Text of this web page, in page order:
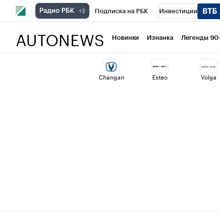
Подписка на РБК Инвестиции
Национальные проекты Город
Кредитные рейтинги Франшизы
AUTONEWS Новинки Изнанка Легенды
Changan Esteo Volga